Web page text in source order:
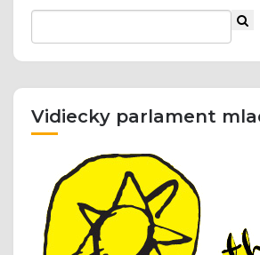
Vidiecky parlament